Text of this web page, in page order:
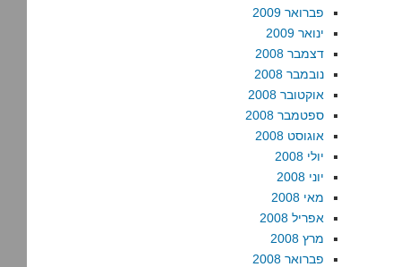
פברואר 2009
ינואר 2009
דצמבר 2008
נובמבר 2008
אוקטובר 2008
ספטמבר 2008
אוגוסט 2008
יולי 2008
יוני 2008
מאי 2008
אפריל 2008
מרץ 2008
פברואר 2008